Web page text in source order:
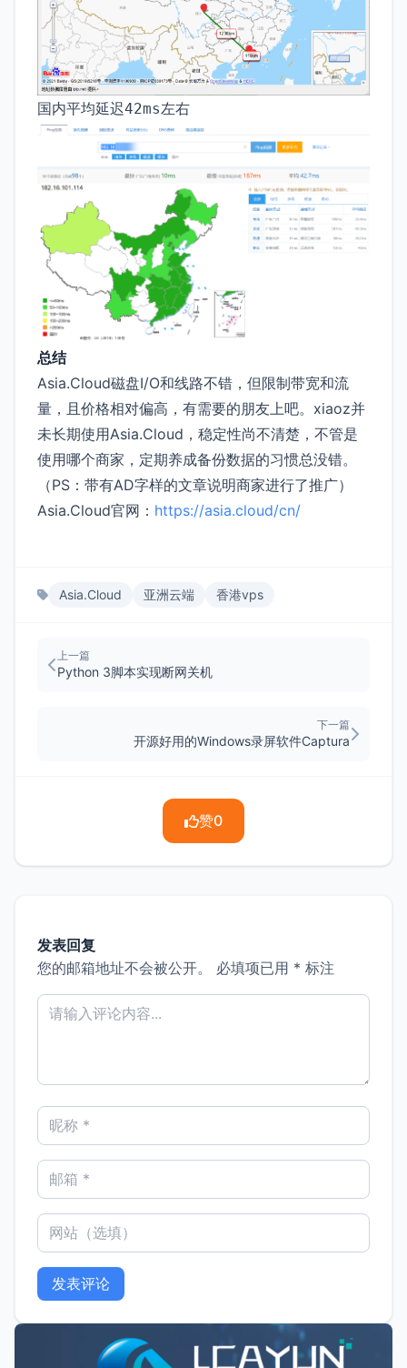
国内平均延迟42ms左右
总结
Asia.Cloud磁盘I/O和线路不错，但限制带宽和流
量，且价格相对偏高，有需要的朋友上吧。xiaoz并
未长期使用Asia.Cloud，稳定性尚不清楚，不管是
使用哪个商家，定期养成备份数据的习惯总没错。
（PS：带有AD字样的文章说明商家进行了推广）
Asia.Cloud官网： https://asia.cloud/cn/
Asia.Cloud 亚洲云端 香港vps
上一篇
Python 3脚本实现断网关机
下一篇
开源好用的Windows录屏软件Captura
赞0
发表回复
您的邮箱地址不会被公开。
必填项已用 * 标注